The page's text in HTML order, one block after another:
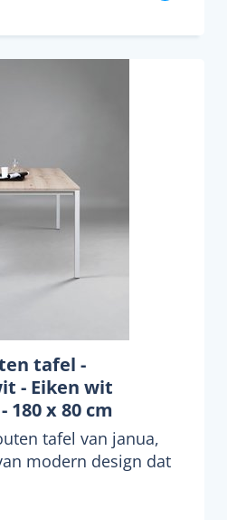
tafel -
- Eiken wit
x 80 cm
tafel van janua,
modern design dat